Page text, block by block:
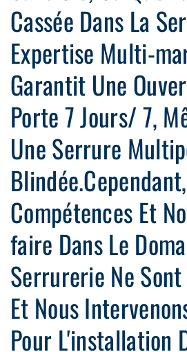
Cassée Dans La
Expertise Multi-
Garantit Une
Porte 7 Jours/ 7,
Une Serrure
Compétences Et
faire Dans Le
Serrurerie Ne
Et Nous
Pour L'installation